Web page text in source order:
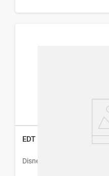
EDT Disney Spiderman
Disney